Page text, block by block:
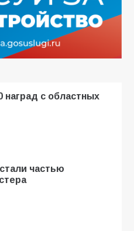
наград с областных
частью